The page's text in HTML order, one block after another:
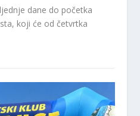
dane do početka
koji će od četvrtka